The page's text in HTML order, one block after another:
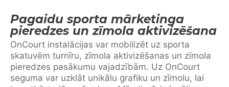
Pagaidu sporta mārketinga
pieredzes un zīmola aktivizēšana
OnCourt instalācijas var mobilizēt uz sporta
skatuvēm turnīru, zīmola aktivizēšanas un zīmola
pieredzes pasākumu vajadzībām. Uz OnCourt
seguma var uzklāt unikālu grafiku un zīmolu, lai